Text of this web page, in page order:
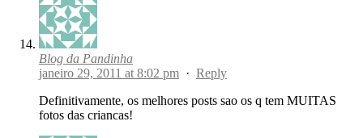
Blog da Pandinha
janeiro 29, 2011 at 8:02 pm · Reply
Definitivamente, os melhores posts sao os q tem MUITAS
fotos das criancas!